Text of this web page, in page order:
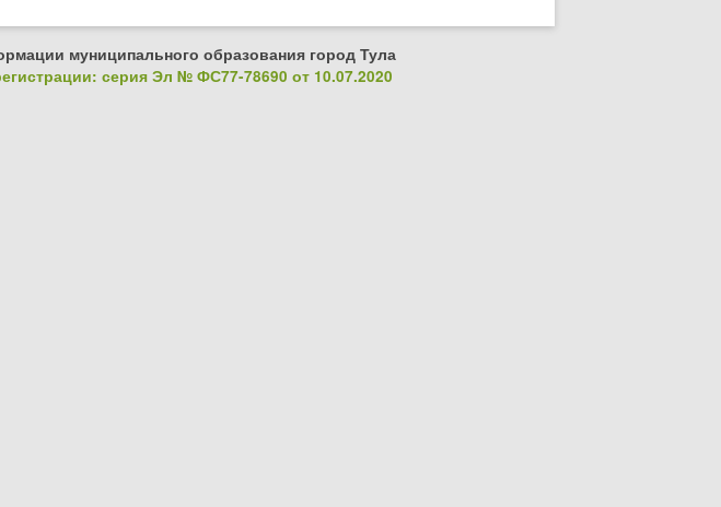
муниципального образования город Тула
серия Эл № ФС77-78690 от 10.07.2020